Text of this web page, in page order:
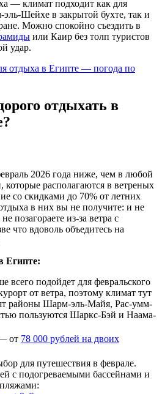
— климат подходит как для
Шейхе в закрытой бухте, так и
Можно спокойно съездить в
или Каир без толп туристов
удар.
отдыха в Египте — погода по
отдыхать в
2026 года ниже, чем в любой
которые располагаются в ветреных
со скидками до 70% от летних
в них вы не получите: и не
позагораете из-за ветра с
что вдоволь объедитесь на
Египте:
всего подойдет для февральского
от ветра, поэтому климат тут
районы Шарм-эль-Майя, Рас-умм-
пользуются Шаркс-Бэй и Наама-
от 78 000 рублей на двоих
для путешествия в феврале.
с подогреваемыми бассейнами и